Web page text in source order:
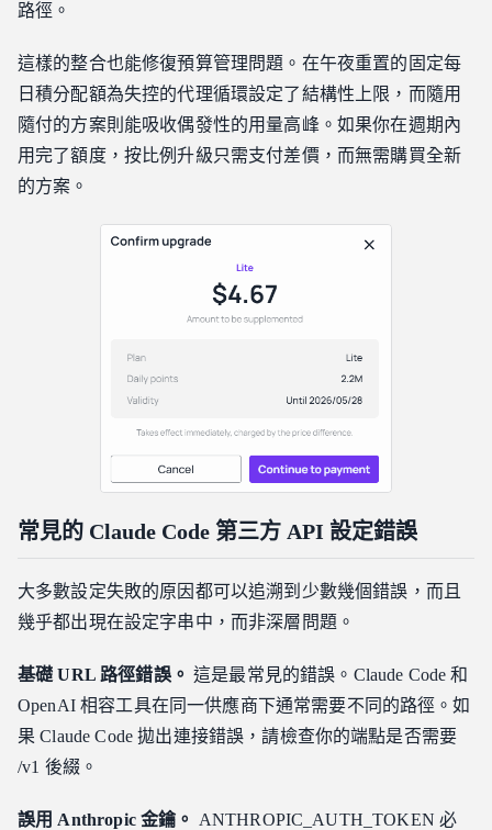
路徑。
這樣的整合也能修復預算管理問題。在午夜重置的固定每
日積分配額為失控的代理循環設定了結構性上限，而隨用
隨付的方案則能吸收偶發性的用量高峰。如果你在週期內
用完了額度，按比例升級只需支付差價，而無需購買全新
的方案。
常見的 Claude Code 第三方 API 設定錯誤
大多數設定失敗的原因都可以追溯到少數幾個錯誤，而且
幾乎都出現在設定字串中，而非深層問題。
基礎 URL 路徑錯誤。 這是最常見的錯誤。Claude Code 和
OpenAI 相容工具在同一供應商下通常需要不同的路徑。如
果 Claude Code 拋出連接錯誤，請檢查你的端點是否需要
/v1 後綴。
誤用 Anthropic 金鑰。
ANTHROPIC_AUTH_TOKEN 必